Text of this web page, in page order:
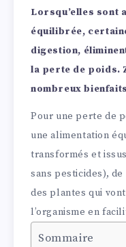
Lorsqu’elles sont
équilibrée,
digestion,
la perte de poids.
nombreux
Pour une perte de
une alimentation
transformés et
sans pesticides),
des plantes qui
l’organisme en
Sommaire